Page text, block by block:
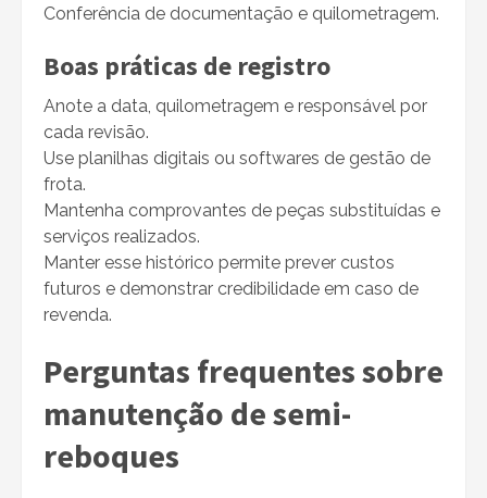
Conferência de documentação e quilometragem.
Boas práticas de registro
Anote a data, quilometragem e responsável por
cada revisão.
Use planilhas digitais ou softwares de gestão de
frota.
Mantenha comprovantes de peças substituídas e
serviços realizados.
Manter esse histórico permite prever custos
futuros e demonstrar credibilidade em caso de
revenda.
Perguntas frequentes sobre
manutenção de semi-
reboques